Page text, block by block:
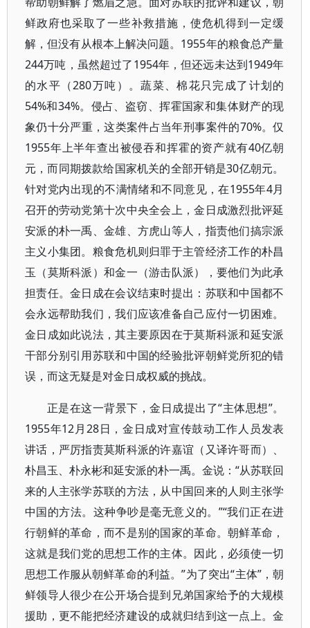
鲜政府也采取了一些补救措施，使危机得到一定缓
解，但没有从根本上解决问题。1955年的粮食总产量
244万吨，虽然超过了1954年，但还远未达到1949年
的水平（280万吨）。蔬菜、棉花只完成了计划的
54%和34%。侵占、盗窃、挥霍国家和集体财产的现
象仍十分严重，这类案件占当年刑事案件的70%。仅
1955年上半年查出被侵吞和挥霍的资产就有40亿朝
元，而同期拨款给国家机关的全部开销是30亿朝元。
针对党内出现的不满情绪和不同意见，在1955年4月
召开的劳动党第十次中央全会上，金日成激烈批评延
安派的朴一禹、金雄、方虎山等人，指责他们搞宗派
主义小集团。粮食危机则归罪于主管经济工作的朴昌
玉（莫斯科派）和金一（游击队派），要他们为此承
担责任。金日成在会议结束时提出：苏联和中国都不
会永远帮助我们，我们应该准备自己应付一切困难。
金日成如此说法，其主要原因在于莫斯科派和延安派
干部分别引用苏联和中国的经验批评朝鲜党所犯的错
误，而这无疑是对金日成权威的挑战。
正是在这一背景下，金日成提出了“主体思想”。
1955年12月28日，金日成对宣传鼓动工作人员发表
讲话，严厉指责莫斯科派的许嘉谊（又译许哥而）、
朴昌玉、朴永彬和延安派的朴一禹。金说：“从苏联回
来的人主张学苏联的方法，从中国回来的人则主张学
中国的方法。这种争吵是毫无意义的。”“我们正在进
行朝鲜的革命，而不是别的国家的革命。朝鲜革命，
这就是我们党的思想工作的主体。因此，必须使一切
思想工作服从朝鲜革命的利益。”为了突出“主体”，朝
鲜领导人很少在公开场合提到兄弟国家给予的大规模
援助，更不能把经济建设的成就归结到这一点上。金